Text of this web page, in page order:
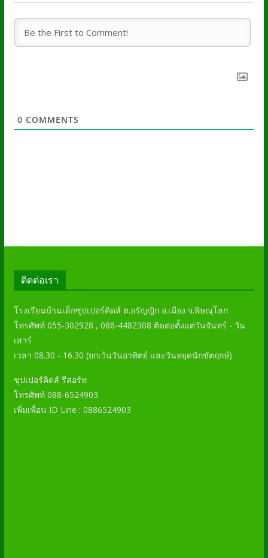
0 COMMENTS
ติดต่อเรา
โรงเรียนบ้านเด็กซุปเปอร์คิดส์ ต.อรัญญิก อ.เมือง จ.พิษณุโลก
โทรศัพท์ 055-302928 , 086-4482308 ติดต่อตั้งแต่วันจันทร์ - วัน
เสาร์
เวลา 08.30 - 16.30 (ยกเว้นวันอาทิตย์ และวันหยุดนักขัตฤกษ์)
ซุปเปอร์คิดส์ รีสอร์ท
โทรศัพท์ 088-6524903
เพิ่มเพื่อน ID Line : 0886524903